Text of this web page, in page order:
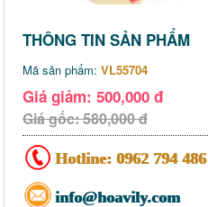
THÔNG TIN SẢN PHẨM
Mã sản phẩm: VL55704
Giá giảm: 500,000 đ
Giá gốc: 580,000 đ
Hotline: 0962 794 486
info@hoavily.com